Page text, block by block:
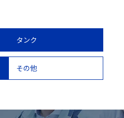
タンク
その他